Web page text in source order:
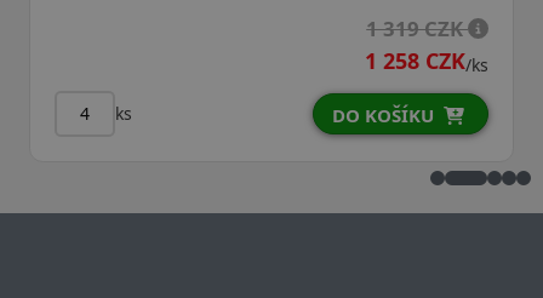
1
DO